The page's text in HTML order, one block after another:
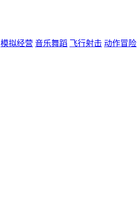
模拟经营 音乐舞蹈 飞行射击 动作冒险